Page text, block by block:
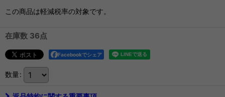
この商品は軽減税率の対象です。
在庫数 36点
Facebookでシェア
数量: